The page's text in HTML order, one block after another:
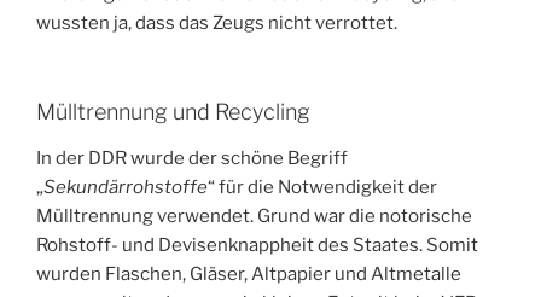
wussten ja, dass das Zeugs nicht verrottet.
Mülltrennung und Recycling
In der DDR wurde der schöne Begriff
„Sekundärrohstoffe“ für die Notwendigkeit der
Mülltrennung verwendet. Grund war die notorische
Rohstoff- und Devisenknappheit des Staates. Somit
wurden Flaschen, Gläser, Altpapier und Altmetalle